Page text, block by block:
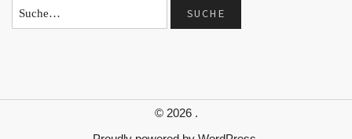
© 2026 .